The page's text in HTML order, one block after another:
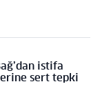
istifa
sert tepki